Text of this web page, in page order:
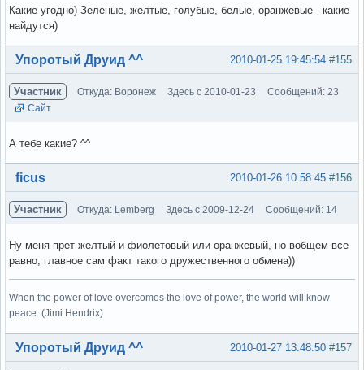
Какие угодно) Зеленые, желтые, голубые, белые, оранжевые - какие
найдутся)
Вне форума #155
2010-01-25 19:45:54
Упоротый Друид ^^
Участник Откуда: Воронеж Здесь с 2010-01-23
Сообщений: 23
Сайт
А тебе какие? ^^
Вне форума #156
2010-01-26 10:58:45
ficus
Участник Откуда: Lemberg Здесь с 2009-12-24 Сообщений: 14
Ну меня прет желтый и фиолетовый или оранжевый, но вобщем все
равно, главное сам факт такого дружественного обмена))
When the power of love overcomes the love of power, the world will know
peace. (Jimi Hendrix)
Вне форума #157
2010-01-27 13:48:50
Упоротый Друид ^^